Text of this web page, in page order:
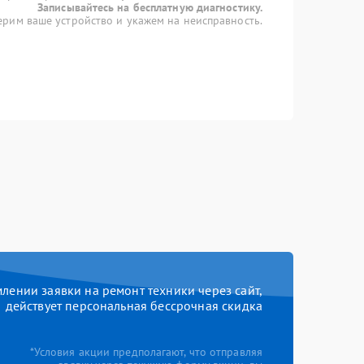
Записывайтесь на бесплатную диагностику.
ваше устройство и укажем на неисправность.
заявки на ремонт техники через сайт,
действует персональная бессрочная скидка
*Условия акции предполагают, что отправляя